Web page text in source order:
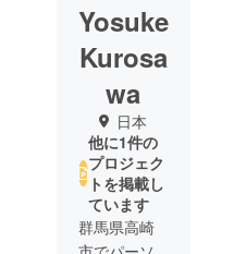
Yosuke
Kurosa
wa
日本
他に1件の
プロジェク
トを掲載し
ています
群馬県高崎